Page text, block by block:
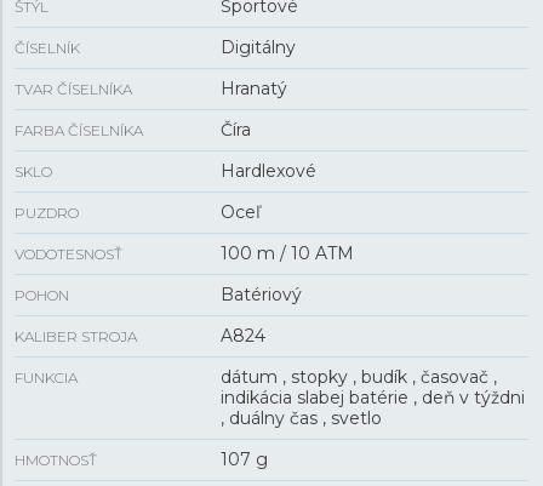
ŠTÝL Športové
ČÍSELNÍK Digitálny
TVAR ČÍSELNÍKA Hranatý
FARBA ČÍSELNÍKA Číra
SKLO Hardlexové
PUZDRO Oceľ
VODOTESNOSŤ 100 m / 10 ATM
POHON Batériový
KALIBER STROJA A824
FUNKCIA
dátum , stopky , budík , časovač ,
indikácia slabej batérie , deň v týždni
, duálny čas , svetlo
HMOTNOSŤ 107 g